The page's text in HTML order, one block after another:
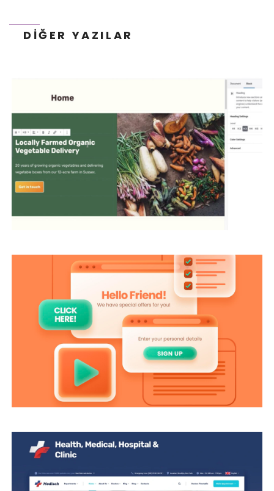
DIĞER YAZILAR
POP-UP NEDIR? NEDEN KULLANILIR?
SAĞLIK TURIZMI HIZMETLERINIZ IÇIN
ETKILI WEB SITESI TASARIM VE
OPTIMIZASYONU